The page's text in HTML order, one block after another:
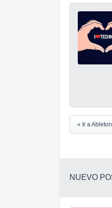
« Ir a
NUEVO